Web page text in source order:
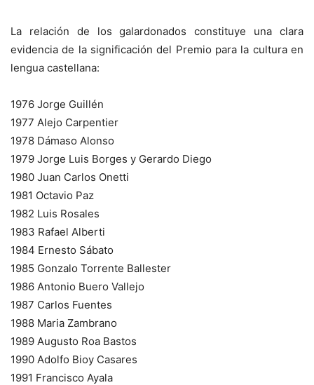
La relación de los galardonados constituye una clara
evidencia de la significación del Premio para la cultura en
lengua castellana:
1976 Jorge Guillén
1977 Alejo Carpentier
1978 Dámaso Alonso
1979 Jorge Luis Borges y Gerardo Diego
1980 Juan Carlos Onetti
1981 Octavio Paz
1982 Luis Rosales
1983 Rafael Alberti
1984 Ernesto Sábato
1985 Gonzalo Torrente Ballester
1986 Antonio Buero Vallejo
1987 Carlos Fuentes
1988 Maria Zambrano
1989 Augusto Roa Bastos
1990 Adolfo Bioy Casares
1991 Francisco Ayala